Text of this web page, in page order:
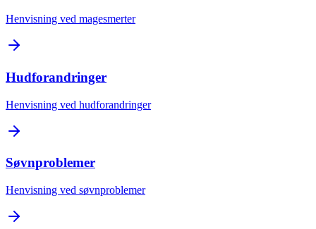
Henvisning ved magesmerter
Hudforandringer
Henvisning ved hudforandringer
Søvnproblemer
Henvisning ved søvnproblemer